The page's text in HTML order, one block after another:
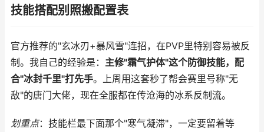
技能搭配别照搬配置表
官方推荐的"玄冰刃+暴风雪"连招，在PVP里特别容易被反
制。我自己的经验是： 主修"霜气护体"这个防御技能，配
合"冰封千里"打先手。上周用这套秒了帮会赛里号称"无
敌"的唐门大佬，现在全服都在传沧海的冰系反制流。
划重点：技能栏最下面那个"寒气凝滞"，一定要留着等